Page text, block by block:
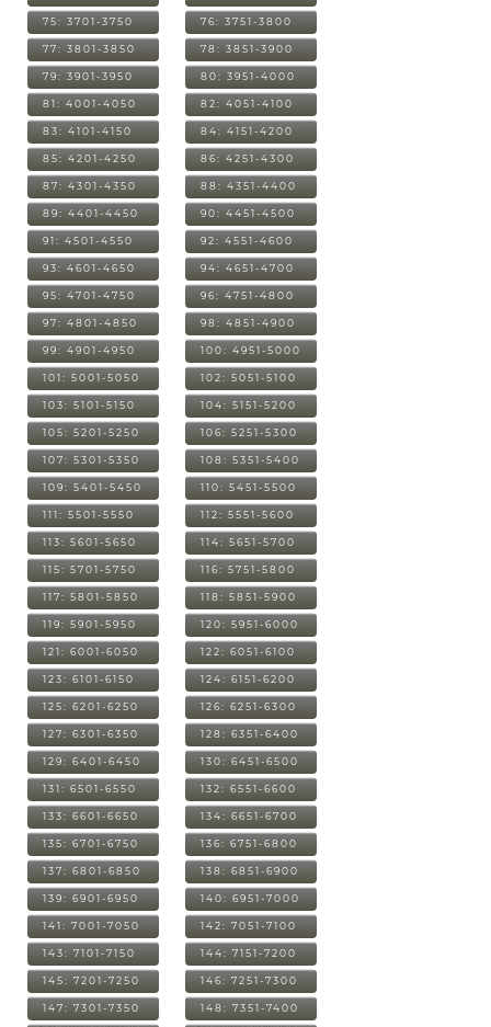
75: 3701-3750 76: 3751-3800
77: 3801-3850 78: 3851-3900
79: 3901-3950 80: 3951-4000
81: 4001-4050 82: 4051-4100
83: 4101-4150 84: 4151-4200
85: 4201-4250 86: 4251-4300
87: 4301-4350 88: 4351-4400
89: 4401-4450 90: 4451-4500
91: 4501-4550 92: 4551-4600
93: 4601-4650 94: 4651-4700
95: 4701-4750 96: 4751-4800
97: 4801-4850 98: 4851-4900
99: 4901-4950 100: 4951-5000
101: 5001-5050 102: 5051-5100
103: 5101-5150 104: 5151-5200
105: 5201-5250 106: 5251-5300
107: 5301-5350 108: 5351-5400
109: 5401-5450 110: 5451-5500
111: 5501-5550 112: 5551-5600
113: 5601-5650 114: 5651-5700
115: 5701-5750 116: 5751-5800
117: 5801-5850 118: 5851-5900
119: 5901-5950 120: 5951-6000
121: 6001-6050 122: 6051-6100
123: 6101-6150 124: 6151-6200
125: 6201-6250 126: 6251-6300
127: 6301-6350 128: 6351-6400
129: 6401-6450 130: 6451-6500
131: 6501-6550 132: 6551-6600
133: 6601-6650 134: 6651-6700
135: 6701-6750 136: 6751-6800
137: 6801-6850 138: 6851-6900
139: 6901-6950 140: 6951-7000
141: 7001-7050 142: 7051-7100
143: 7101-7150 144: 7151-7200
145: 7201-7250 146: 7251-7300
147: 7301-7350 148: 7351-7400